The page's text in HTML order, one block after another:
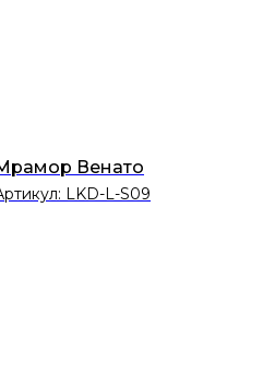
Венато
LKD-L-S09